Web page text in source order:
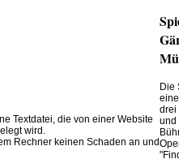
Die
drei
und
Textdatei, die von einer Website
wird.
Rechner keinen Schaden an und